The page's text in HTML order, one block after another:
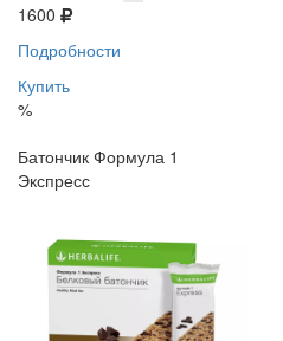
1600
Подробности
Купить
%
Батончик Формула 1
Экспресс